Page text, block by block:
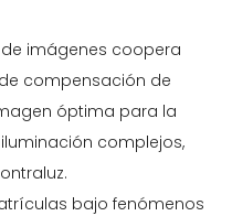
imágenes coopera
compensación de
óptima para la
complejos,
bajo fenómenos